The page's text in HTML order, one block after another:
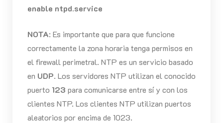
enable ntpd.service
NOTA: Es importante que para que funcione
correctamente la zona horaria tenga permisos en
el firewall perimetral. NTP es un servicio basado
en UDP. Los servidores NTP utilizan el conocido
puerto 123 para comunicarse entre sí y con los
clientes NTP. Los clientes NTP utilizan puertos
aleatorios por encima de 1023.